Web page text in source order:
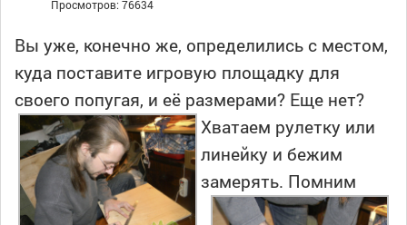
Просмотров: 76634
Вы уже, конечно же, определились с местом,
куда поставите игровую площадку для
своего попугая, и её размерами? Еще нет?
Хватаем рулетку или
линейку и бежим
замерять. Помним